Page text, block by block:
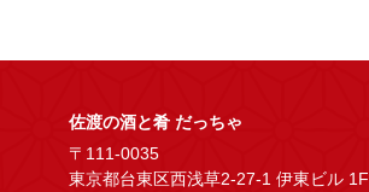
佐渡の酒と肴 だっちゃ
〒111-0035
東京都台東区西浅草2-27-1 伊東ビル 1F